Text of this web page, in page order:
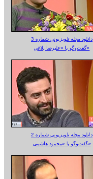
دانلود مجله تلویزیونی شماره 3
گفت‌وگو با «علیرضا بلاغی»
دانلود مجله تلویزیونی شماره 2
گفت‌وگو با «محمود هاشمی»